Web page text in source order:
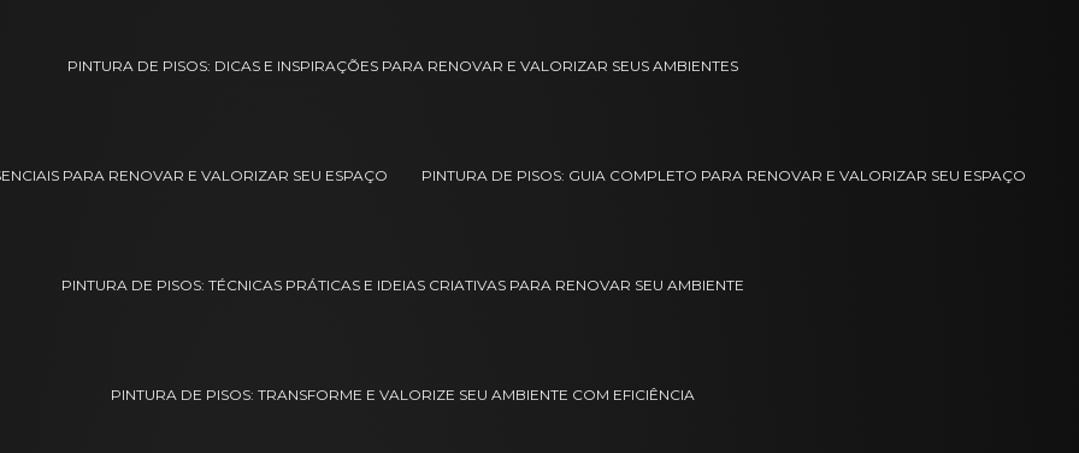
PINTURA DE PISOS: DICAS E INSPIRAÇÕES PARA RENOVAR E VALORIZAR SEUS AMBIENTES
PARA RENOVAR E VALORIZAR SEU ESPAÇO PINTURA DE PISOS: GUIA COMPLETO PARA RENOVAR E VALORIZAR SEU ESPAÇO
PINTURA DE PISOS: TÉCNICAS PRÁTICAS E IDEIAS CRIATIVAS PARA RENOVAR SEU AMBIENTE
PINTURA DE PISOS: TRANSFORME E VALORIZE SEU AMBIENTE COM EFICIÊNCIA